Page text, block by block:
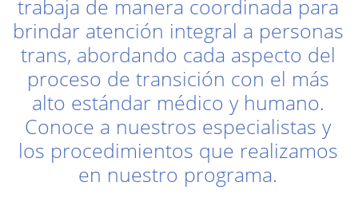
trabaja de manera coordinada para
brindar atención integral a personas
trans, abordando cada aspecto del
proceso de transición con el más
alto estándar médico y humano.
Conoce a nuestros especialistas y
los procedimientos que realizamos
en nuestro programa.